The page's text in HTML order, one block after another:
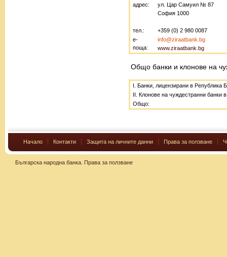
адрес:
ул. Цар Самуил № 87
София 1000
тел.:
+359 (0) 2 980 0087
е-
поща:
info@ziraatbank.bg
www.ziraatbank.bg
Общо банки и клонове на
I. Банки, лицензирани в Република
II. Клонове на чуждестранни банки
Общо:
Начало Контакти Защита на личните данни Права за ползване
Българска народна банка. Права за ползване